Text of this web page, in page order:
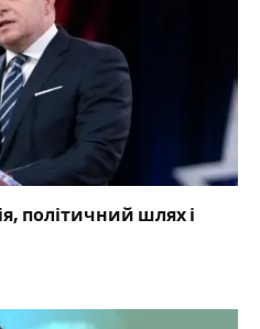
політичний шлях і